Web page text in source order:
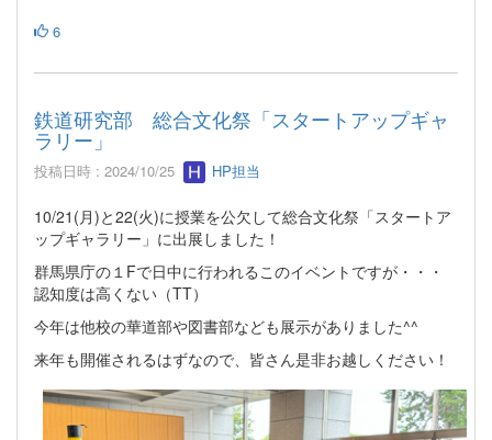
6
鉄道研究部 総合文化祭「スタートアップギャ
ラリー」
投稿日時 : 2024/10/25 HP担当
10/21(月)と22(火)に授業を公欠して総合文化祭「スタートア
ップギャラリー」に出展しました！
群馬県庁の１Fで日中に行われるこのイベントですが・・・
認知度は高くない（TT）
今年は他校の華道部や図書部なども展示がありました^^
来年も開催されるはずなので、皆さん是非お越しください！